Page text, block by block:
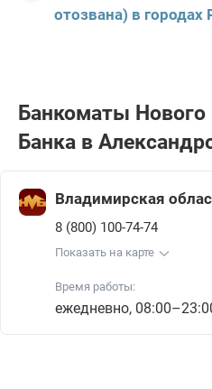
отозвана) в городах
Банкоматы Нового
Банка в
Владимирская
8 (800) 100-74-74
Показать на карте
Время работы:
ежедневно,